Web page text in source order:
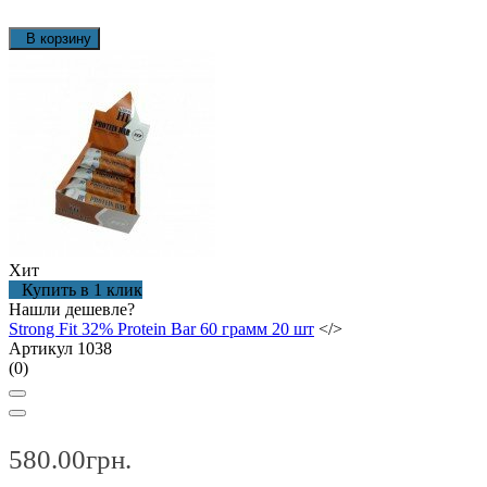
В корзину
Хит
Купить в 1 клик
Нашли дешевле?
Strong Fit 32% Protein Bar 60 грамм 20 шт </>
Артикул 1038
(0)
580.00грн.